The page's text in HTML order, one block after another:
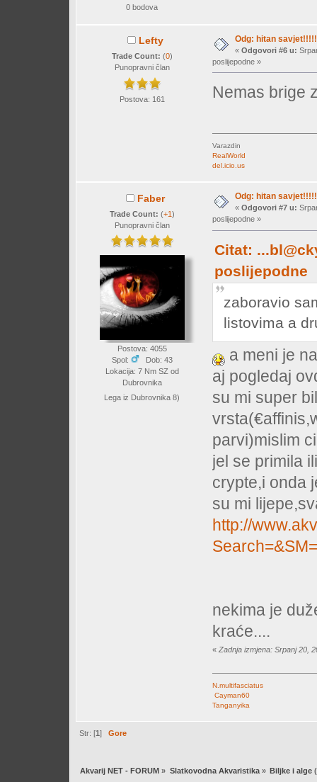
0 bodova
Lefty
Trade Count: (0)
Punopravni član
Postova: 161
Odg: hitan savjet!!!!!
« Odgovori #6 u:
poslijepodne »
Nemas brige
Varazdin
RealWorld
del.icio.us
Faber
Trade Count: (+1)
Punopravni član
Postova: 4055
Spol:
Dob: 43
Lokacija: 7 Nm SZ od
Dubrovnika
Lega iz Dubrovnika 8)
Odg: hitan savjet!!!!!
« Odgovori #7 u:
poslijepodne »
Citat:
poslijepodne
zaboravio
listovima a
a meni je
aj pogledaj
su mi super
parvi)mislim
jel se primila
crypte,i onda
su mi
http://
nekima je
kraće....
« Zadnja izmjena: Srpanj 20,
N.multifasciatus
Cayman60
Tanganyika
Str: [1]Gore
Akvarij NET - FORUM » Slatkovodna Akvaristika» Biljke i alge